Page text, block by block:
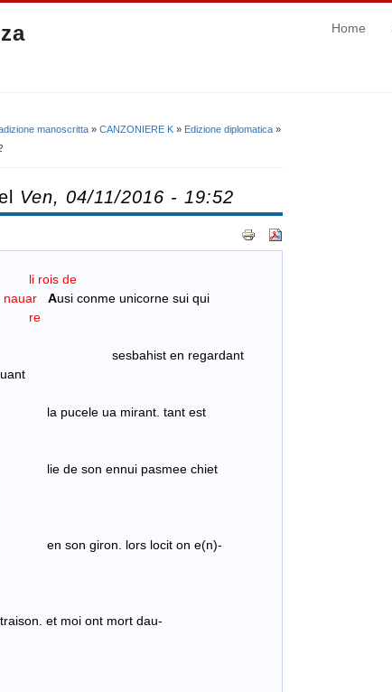
Home
manoscritta » CANZONIERE K » Edizione diplomatica »
Ven, 04/11/2016 - 19:52
li rois de
nauar
Ausi conme unicorne sui qui
re
sesbahist en regardant
la pucele ua mirant. tant est
lie de son ennui pasmee chiet
en son giron. lors locit on e(n)-
traison. et moi ont mort dau-